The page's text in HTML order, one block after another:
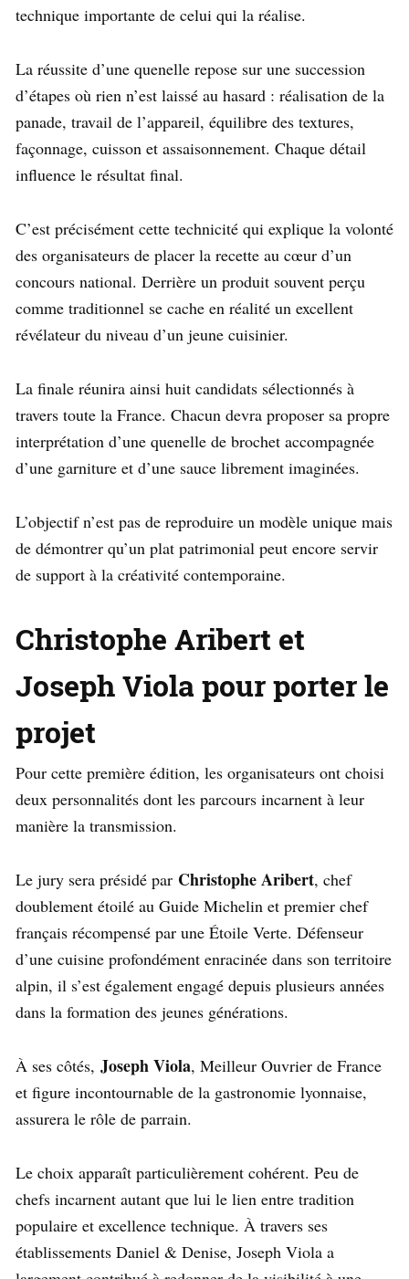
technique importante de celui qui la réalise.
La réussite d’une quenelle repose sur une succession
d’étapes où rien n’est laissé au hasard : réalisation de la
panade, travail de l’appareil, équilibre des textures,
façonnage, cuisson et assaisonnement. Chaque détail
influence le résultat final.
C’est précisément cette technicité qui explique la volonté
des organisateurs de placer la recette au cœur d’un
concours national. Derrière un produit souvent perçu
comme traditionnel se cache en réalité un excellent
révélateur du niveau d’un jeune cuisinier.
La finale réunira ainsi huit candidats sélectionnés à
travers toute la France. Chacun devra proposer sa propre
interprétation d’une quenelle de brochet accompagnée
d’une garniture et d’une sauce librement imaginées.
L’objectif n’est pas de reproduire un modèle unique mais
de démontrer qu’un plat patrimonial peut encore servir
de support à la créativité contemporaine.
Christophe Aribert et
Joseph Viola pour porter le
projet
Pour cette première édition, les organisateurs ont choisi
deux personnalités dont les parcours incarnent à leur
manière la transmission.
Le jury sera présidé par Christophe Aribert, chef
doublement étoilé au Guide Michelin et premier chef
français récompensé par une Étoile Verte. Défenseur
d’une cuisine profondément enracinée dans son territoire
alpin, il s’est également engagé depuis plusieurs années
dans la formation des jeunes générations.
À ses côtés, Joseph Viola, Meilleur Ouvrier de France
et figure incontournable de la gastronomie lyonnaise,
assurera le rôle de parrain.
Le choix apparaît particulièrement cohérent. Peu de
chefs incarnent autant que lui le lien entre tradition
populaire et excellence technique. À travers ses
établissements Daniel & Denise, Joseph Viola a